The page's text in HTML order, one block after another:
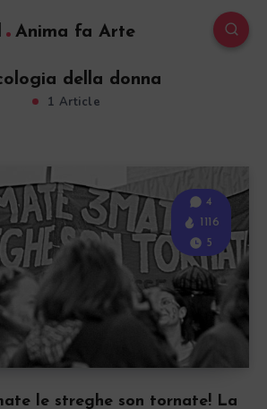
Anima fa Arte
della donna
1 Article
le streghe son tornate! La
4
1116
5